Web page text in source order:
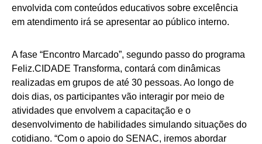
envolvida com conteúdos educativos sobre excelência
em atendimento irá se apresentar ao público interno.
A fase “Encontro Marcado”, segundo passo do programa
Feliz.CIDADE Transforma, contará com dinâmicas
realizadas em grupos de até 30 pessoas. Ao longo de
dois dias, os participantes vão interagir por meio de
atividades que envolvem a capacitação e o
desenvolvimento de habilidades simulando situações do
cotidiano. “Com o apoio do SENAC, iremos abordar